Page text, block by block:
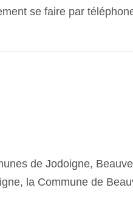
se faire par
de Jodoigne,
la Commune de